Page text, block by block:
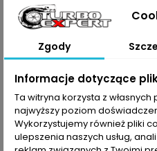
Zgody
Informacje dotyczące
Ta witryna korzysta z
najwyższy poziom
Wykorzystujemy również pliki
ulepszenia naszych usług,